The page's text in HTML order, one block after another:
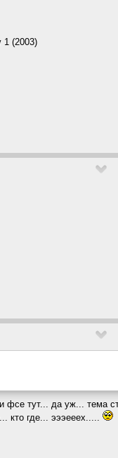
1 (2003)
тут... да уж... тема
кто где... эээееех.....